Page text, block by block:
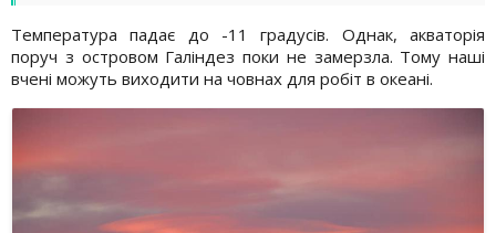
Температура падає до -11 градусів. Однак, акваторія
поруч з островом Галіндез поки не замерзла. Тому наші
вчені можуть виходити на човнах для робіт в океані.